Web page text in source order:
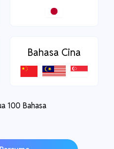
Bahasa Cina
100 Bahasa